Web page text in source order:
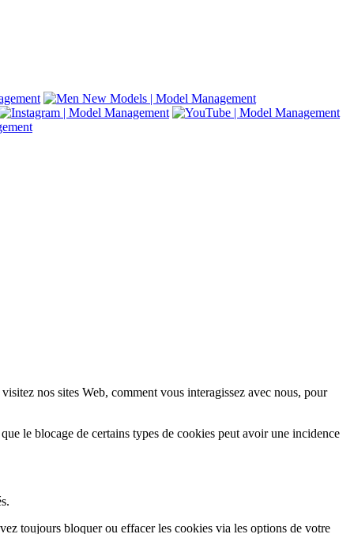
nos sites Web, comment vous interagissez avec nous, pour
le blocage de certains types de cookies peut avoir une incidence
toujours bloquer ou effacer les cookies via les options de votre